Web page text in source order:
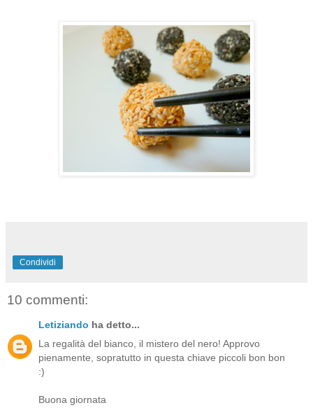
Condividi
10 commenti:
Letiziando ha detto...
La regalità del bianco, il mistero del nero! Approvo
pienamente, sopratutto in questa chiave piccoli bon bon
:)
Buona giornata